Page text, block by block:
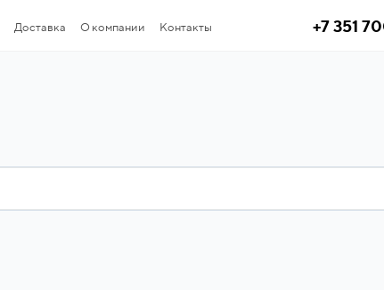
Доставка О компании Контакты +7 351